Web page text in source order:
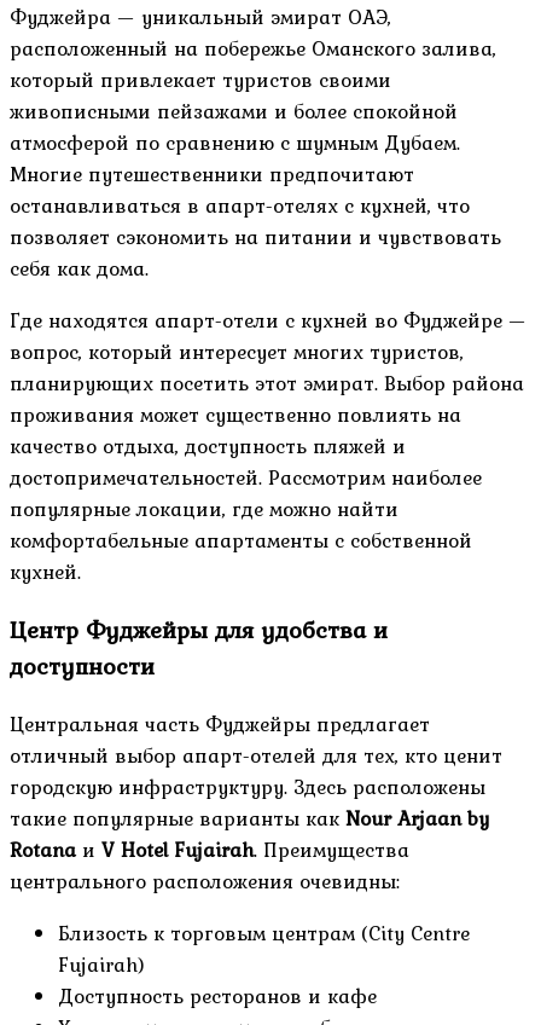
Фуджейра — уникальный эмират ОАЭ,
расположенный на побережье Оманского залива,
который привлекает туристов своими
живописными пейзажами и более спокойной
атмосферой по сравнению с шумным Дубаем.
Многие путешественники предпочитают
останавливаться в апарт-отелях с кухней, что
позволяет сэкономить на питании и чувствовать
себя как дома.
Где находятся апарт-отели с кухней во Фуджейре —
вопрос, который интересует многих туристов,
планирующих посетить этот эмират. Выбор района
проживания может существенно повлиять на
качество отдыха, доступность пляжей и
достопримечательностей. Рассмотрим наиболее
популярные локации, где можно найти
комфортабельные апартаменты с собственной
кухней.
Центр Фуджейры для удобства и
доступности
Центральная часть Фуджейры предлагает
отличный выбор апарт-отелей для тех, кто ценит
городскую инфраструктуру. Здесь расположены
такие популярные варианты какNour Arjaan by
Rotanaи V Hotel Fujairah. Преимущества
центрального расположения очевидны:
Близость к торговым центрам (City Centre
Fujairah)
Доступность ресторанов и кафе